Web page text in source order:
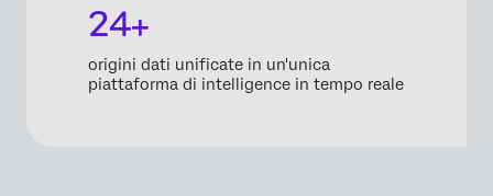
24+
origini dati unificate in un'unica
piattaforma di intelligence in tempo reale